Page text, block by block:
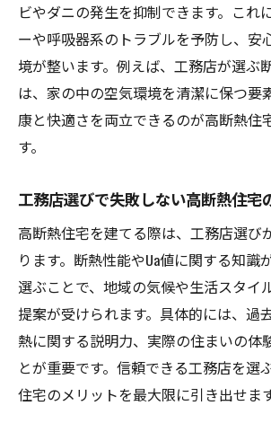
ビやダニの発生を抑制できます。これ
ーや呼吸器系のトラブルを予防し、安
境が整います。例えば、工務店が選ぶ
は、家の中の空気環境を清潔に保つ要
康と快適さを両立できるのが高断熱住
す。
工務店選びで失敗しない高断熱住宅
高断熱住宅を建てる際は、工務店選び
ります。断熱性能やUa値に関する知識
選ぶことで、地域の気候や生活スタイ
提案が受けられます。具体的には、過
熱に関する説明力、実際の住まいの体
とが重要です。信頼できる工務店を選
住宅のメリットを最大限に引き出せます